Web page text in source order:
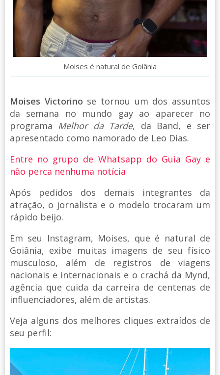
Moises é natural de Goiânia
Moises Victorino se tornou um dos assuntos
da semana no mundo gay ao aparecer no
programa Melhor da Tarde, da Band, e ser
apresentado como namorado de Leo Dias.
Entre no grupo de Whatsapp do Guia Gay e
não perca nenhuma notícia
Após pedidos dos demais integrantes da
atração, o jornalista e o modelo trocaram um
rápido beijo.
Em seu Instagram, Moises, que é natural de
Goiânia, exibe muitas imagens de seu físico
musculoso, além de registros de viagens
nacionais e internacionais e o crachá da Mynd,
agência que cuida da carreira de centenas de
influenciadores, além de artistas.
Veja alguns dos melhores cliques extraídos de
seu perfil: